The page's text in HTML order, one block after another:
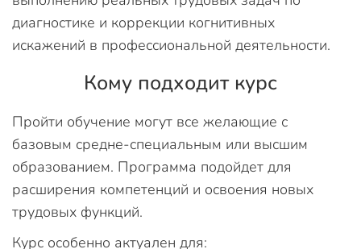
диагностике и коррекции когнитивных
искажений в профессиональной деятельности.
Кому подходит курс
Пройти обучение могут все желающие с
базовым средне-специальным или высшим
образованием. Программа подойдет для
расширения компетенций и освоения новых
трудовых функций.
Курс особенно актуален для: